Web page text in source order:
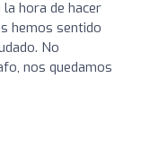
hora de hacer
hemos sentido
No
nos quedamos